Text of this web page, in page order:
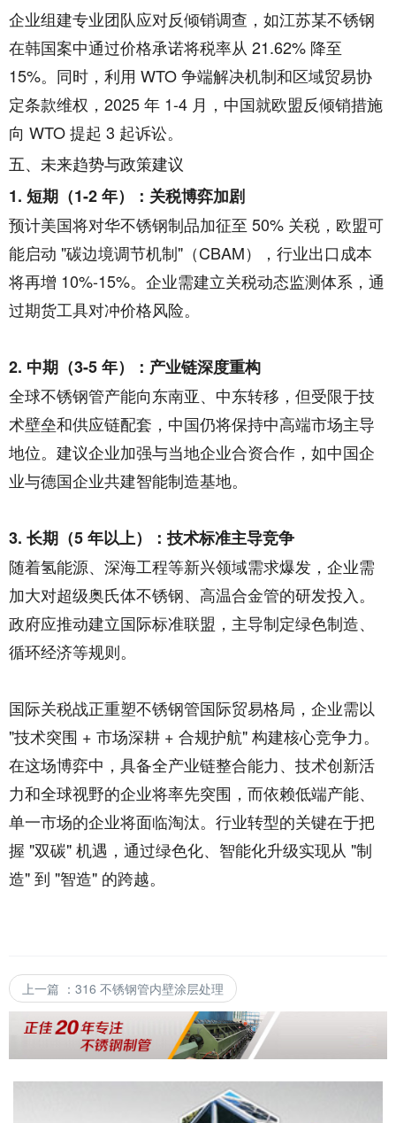
企业组建专业团队应对反倾销调查，如江苏某不锈钢
在韩国案中通过价格承诺将税率从 21.62% 降至
15%。同时，利用 WTO 争端解决机制和区域贸易协
定条款维权，2025 年 1-4 月，中国就欧盟反倾销措施
向 WTO 提起 3 起诉讼。
五、未来趋势与政策建议
1. 短期（1-2 年）：关税博弈加剧
预计美国将对华不锈钢制品加征至 50% 关税，欧盟可
能启动 "碳边境调节机制"（CBAM），行业出口成本
将再增 10%-15%。企业需建立关税动态监测体系，通
过期货工具对冲价格风险。
2. 中期（3-5 年）：产业链深度重构
全球不锈钢管产能向东南亚、中东转移，但受限于技
术壁垒和供应链配套，中国仍将保持中高端市场主导
地位。建议企业加强与当地企业合资合作，如中国企
业与德国企业共建智能制造基地。
3. 长期（5 年以上）：技术标准主导竞争
随着氢能源、深海工程等新兴领域需求爆发，企业需
加大对超级奥氏体不锈钢、高温合金管的研发投入。
政府应推动建立国际标准联盟，主导制定绿色制造、
循环经济等规则。
国际关税战正重塑不锈钢管国际贸易格局，企业需以
"技术突围 + 市场深耕 + 合规护航" 构建核心竞争力。
在这场博弈中，具备全产业链整合能力、技术创新活
力和全球视野的企业将率先突围，而依赖低端产能、
单一市场的企业将面临淘汰。行业转型的关键在于把
握 "双碳" 机遇，通过绿色化、智能化升级实现从 "制
造" 到 "智造" 的跨越。
上一篇 ： 316 不锈钢管内壁涂层处理